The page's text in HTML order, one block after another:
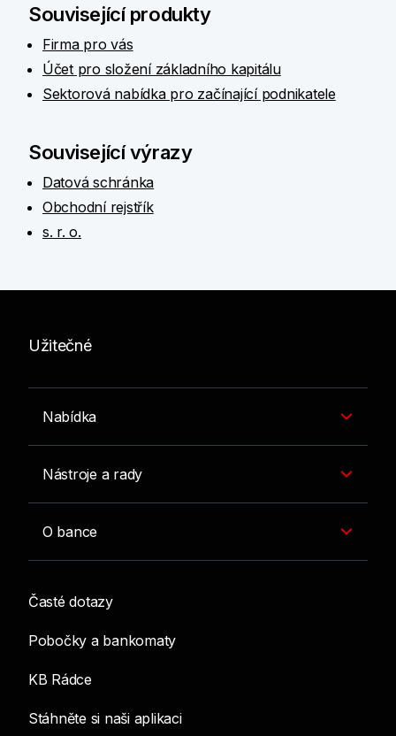
Související produkty
Firma pro vás
Účet pro složení základního kapitálu
Sektorová nabídka pro začínající podnikatele
Související výrazy
Datová schránka
Obchodní rejstřík
s. r. o.
Užitečné
Nabídka
Nástroje a rady
O bance
Časté dotazy
Pobočky a bankomaty
KB Rádce
Stáhněte si naši aplikaci